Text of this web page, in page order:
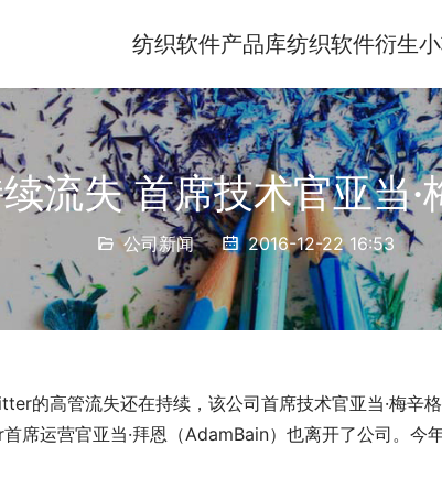
纺织软件产品库纺织软件衍生
流失 首席技术官亚当·
公司新闻 2016-12-22 16:53
的高管流失还在持续，该公司首席技术官亚当·梅辛格
席运营官亚当·拜恩（AdamBain）也离开了公司。今